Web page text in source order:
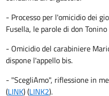
- Processo per l'omicidio dei
Fusella, le parole di don Tonino
- Omicidio del carabiniere
dispone l'appello bis.
- "ScegliAmo", riflessione in
(LINK) (LINK2).